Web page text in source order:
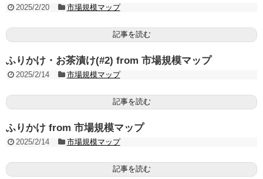
2025/2/20 市場規模マップ
記事を読む
ふりかけ・お茶漬け(#2) from 市場規模マップ
2025/2/14 市場規模マップ
記事を読む
ふりかけ from 市場規模マップ
2025/2/14 市場規模マップ
記事を読む